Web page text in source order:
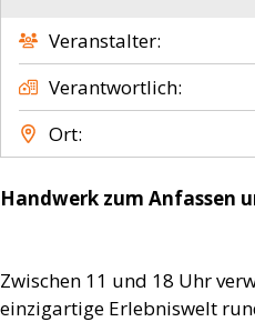
Veranstalter
Verantwortlich
Ort
Handwerk zum Anfassen
Zwischen 11 und 18 Uhr
einzigartige Erlebniswelt